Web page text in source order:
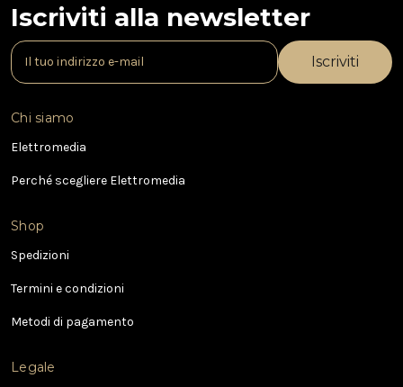
Iscriviti alla newsletter
I
n
r
i
z
e
m
i
l
Chi siamo
Elettromedia
Perché scegliere Elettromedia
Shop
Spedizioni
Termini e condizioni
Metodi di pagamento
Legale